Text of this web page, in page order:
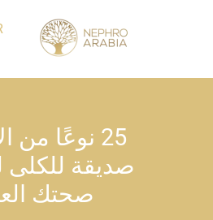
25 نوعًا من
صديقة للكلى
صحتك